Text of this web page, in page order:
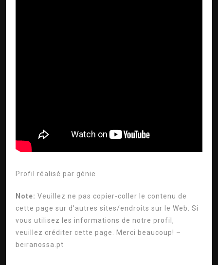
Profil réalisé par génie
Note: Veuillez ne pas copier-coller le contenu de
cette page sur d’autres sites/endroits sur le Web. Si
vous utilisez les informations de notre profil,
veuillez créditer cette page. Merci beaucoup! –
beiranossa.pt